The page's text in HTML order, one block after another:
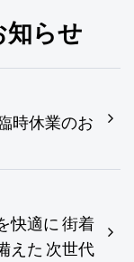
知らせ
時休業のお
快適に 街着
えた 次世代